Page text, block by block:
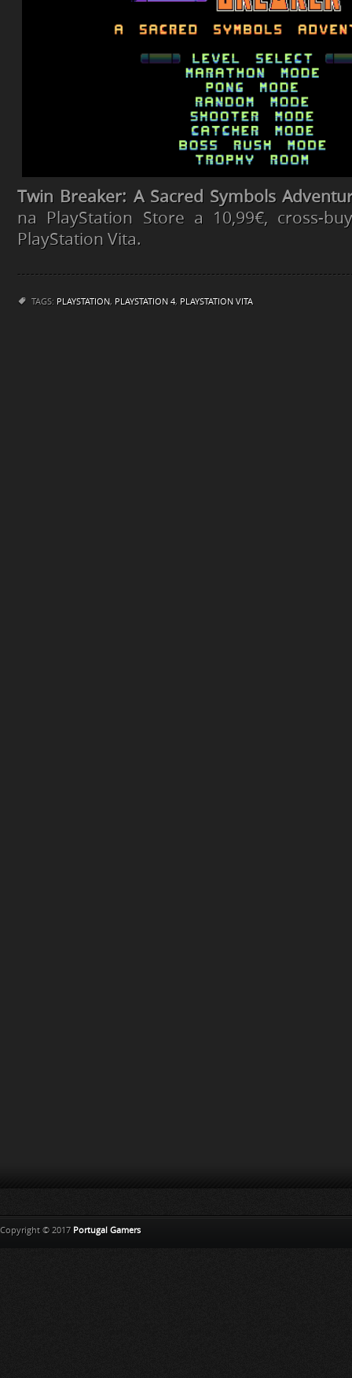
Twin Breaker: A Sacred Symbols
na PlayStation Store a 10,99€, cross-
PlayStation Vita.
TAGS: PLAYSTATION, PLAYSTATION 4, PLAYSTATION VITA
Copyright © 2017 Portugal Gamers